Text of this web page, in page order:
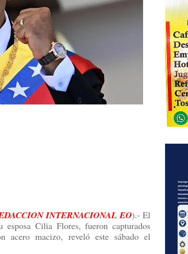
INTERNACIONAL EO).- El
esposa Cilia Flores, fueron capturados
acero macizo, reveló este sábado el